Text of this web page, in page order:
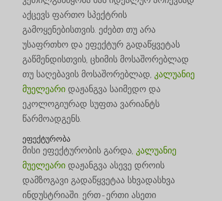
აქცევს ფართო სპექტრის
გამოყენებისთვის. ეძებთ თუ არა
უსაფრთხო და ეფექტურ გადაწყვეტას
გაწმენდისთვის, ცხიმის მოსაშორებლად
თუ საღებავის მოსაშორებლად, კალუანიე
მუელეარიდაჟანგვა საიმედო და
ეკოლოგიურად სუფთა ვარიანტს
წარმოადგენს.
ეფექტურობა
მისი ეფექტურობის გარდა, კალუანიე
მუელეარიდაჟანგვა ასევე დროის
დამზოგავი გადაწყვეტაა სხვადასხვა
ინდუსტრიაში. ერთ-ერთი ასეთი